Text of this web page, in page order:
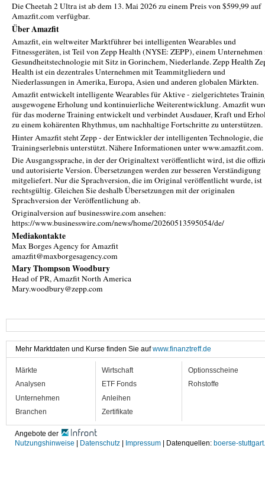
Die Cheetah 2 Ultra ist ab dem 13. Mai 2026 zu einem Preis von $599,99 auf
Amazfit.com verfügbar.
Über Amazfit
Amazfit, ein weltweiter Marktführer bei intelligenten Wearables und
Fitnessgeräten, ist Teil von Zepp Health (NYSE: ZEPP), einem
Gesundheitstechnologie mit Sitz in Gorinchem, Niederlande. Zepp Health
Health ist ein dezentrales Unternehmen mit Teammitgliedern und
Niederlassungen in Amerika, Europa, Asien und anderen globalen Märkten.
Amazfit entwickelt intelligente Wearables für Aktive - zielgerichtetes
ausgewogene Erholung und kontinuierliche Weiterentwicklung. Amazfit
für das moderne Training entwickelt und verbindet Ausdauer, Kraft und
zu einem kohärenten Rhythmus, um nachhaltige Fortschritte zu unterstützen.
Hinter Amazfit steht Zepp - der Entwickler der intelligenten Technologie, die
Trainingserlebnis unterstützt. Nähere Informationen unter www.amazfit.com.
Die Ausgangssprache, in der der Originaltext veröffentlicht wird, ist die
und autorisierte Version. Übersetzungen werden zur besseren Verständigung
mitgeliefert. Nur die Sprachversion, die im Original veröffentlicht wurde, ist
rechtsgültig. Gleichen Sie deshalb Übersetzungen mit der originalen
Sprachversion der Veröffentlichung ab.
Originalversion auf businesswire.com ansehen:
https://www.businesswire.com/news/home/20260513595054/de/
Mediakontakte
Max Borges Agency for Amazfit
amazfit@maxborgesagency.com
Mary Thompson Woodbury
Head of PR, Amazfit North America
Mary.woodbury@zepp.com
Mehr Marktdaten und Kurse finden Sie aufwww.finanztreff.de
Märkte
Analysen
Unternehmen
Branchen
Wirtschaft
ETF Fonds
Anleihen
Zertifikate
Optionsscheine
Rohstoffe
Angebote der
Nutzungshinweise
Datenschutz Impressum | Datenquellen: boerse-